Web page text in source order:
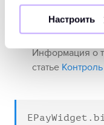
Настроить
Дополнительно
указываться
Информация о
статье